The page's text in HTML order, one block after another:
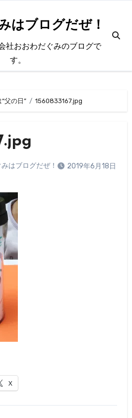
はブログだぜ！
社おおわだぐみのブログで
す。
父の日” 1560833167.jpg
はブログだぜ！ 2019年6月18日
X